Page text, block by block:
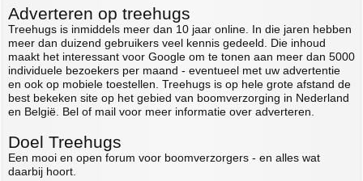
Adverteren op treehugs
Treehugs is inmiddels meer dan 10 jaar online. In die jaren hebben
meer dan duizend gebruikers veel kennis gedeeld. Die inhoud
maakt het interessant voor Google om te tonen aan meer dan 5000
individuele bezoekers per maand - eventueel met uw advertentie
en ook op mobiele toestellen. Treehugs is op hele grote afstand de
best bekeken site op het gebied van boomverzorging in Nederland
en België. Bel of mail voor meer informatie over adverteren.
Doel Treehugs
Een mooi en open forum voor boomverzorgers - en alles wat
daarbij hoort.